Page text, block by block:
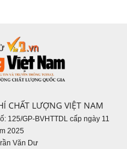
CHẤT LƯỢNG VIỆT NAM
125/GP-BVHTTDL cấp ngày 11
2025
Văn Dư